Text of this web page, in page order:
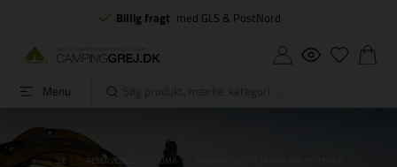
Billig fragt med GLS & PostNord
Menu
RESERVEDELE RESERVEDELE TIL TRUMA